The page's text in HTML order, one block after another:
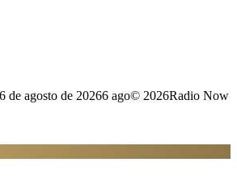
de agosto de 20266 ago© 2026Radio Now